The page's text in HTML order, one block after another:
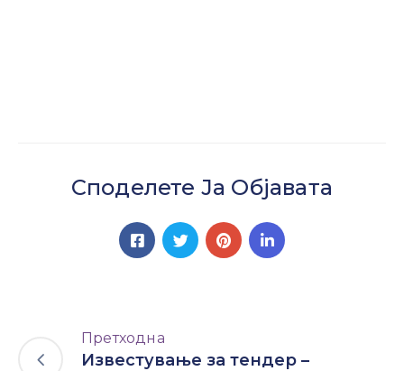
Споделете Ја Објавата
Претходна
Известување за тендер –